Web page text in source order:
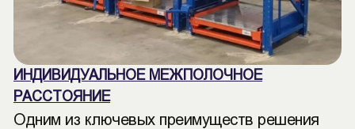
ИНДИВИДУАЛЬНОЕ МЕЖПОЛОЧНОЕ
РАССТОЯНИЕ
Одним из ключевых преимуществ решения